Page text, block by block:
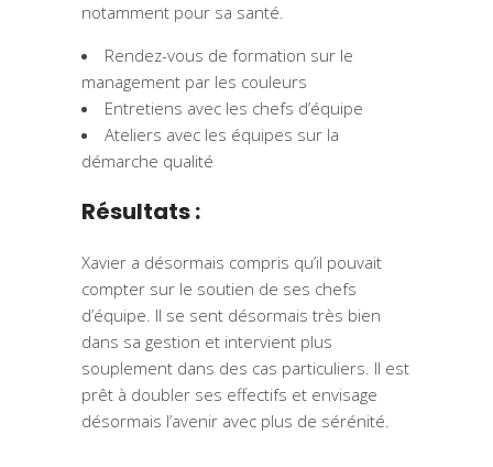
notamment pour sa santé.
Rendez-vous de formation sur le
management par les couleurs
Entretiens avec les chefs d’équipe
Ateliers avec les équipes sur la
démarche qualité
Résultats :
Xavier a désormais compris qu’il pouvait
compter sur le soutien de ses chefs
d’équipe. Il se sent désormais très bien
dans sa gestion et intervient plus
souplement dans des cas particuliers. Il est
prêt à doubler ses effectifs et envisage
désormais l’avenir avec plus de sérénité.